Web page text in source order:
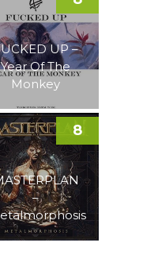
UP –
Year Of The
Monkey
–
8